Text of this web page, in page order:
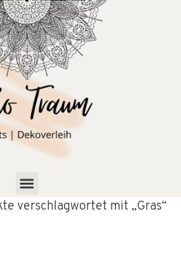
verschlagwortet mit „Gras“